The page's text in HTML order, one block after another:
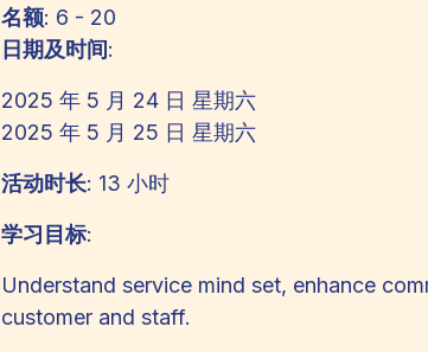
名额: 6 - 20
日期及时间:
2025 年 5 月 24 日 星期六
2025 年 5 月 25 日 星期六
活动时长: 13 小时
学习目标:
Understand service mind set, enhance
customer and staff.